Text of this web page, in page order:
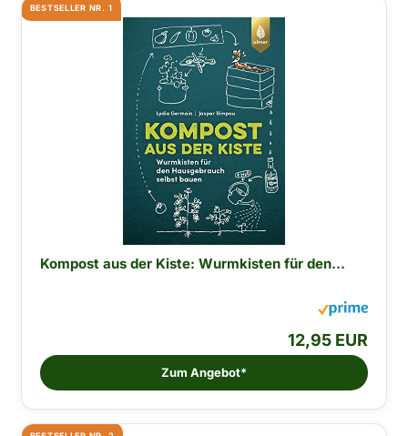
BESTSELLER NR. 1
Kompost aus der Kiste: Wurmkisten für den...
12,95 EUR
Zum Angebot*